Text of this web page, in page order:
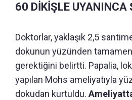
60 DİKİŞLE UYANINCA
Doktorlar, yaklaşık 2,5
dokunun yüzünden tamamen
gerektiğini belirtti. Papalia,
yapılan Mohs ameliyatıyla
dokudan kurtuldu.